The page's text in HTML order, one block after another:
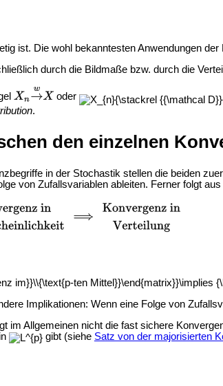
ist. Die wohl bekanntesten Anwendungen der
durch die Bildmaße bzw. durch die
oder
.
den einzelnen
in der Stochastik stellen die beiden
von Zufallsvariablen ableiten. Ferner folgt aus
Implikationen: Wenn eine Folge von
im Allgemeinen nicht die fast sichere
gibt (siehe Satz von der majorisierten